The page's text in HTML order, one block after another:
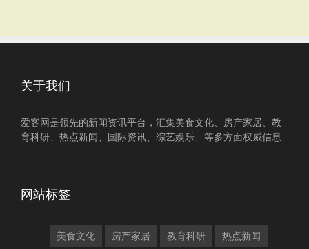
关于我们
爱客网是领先的新闻资讯平台，汇集美食文化、房产家居、教
育科研、热点新闻、国际资讯、综艺娱乐、等多方面权威信息
网站标签
美食文化 房产家居 教育科研 热点新闻